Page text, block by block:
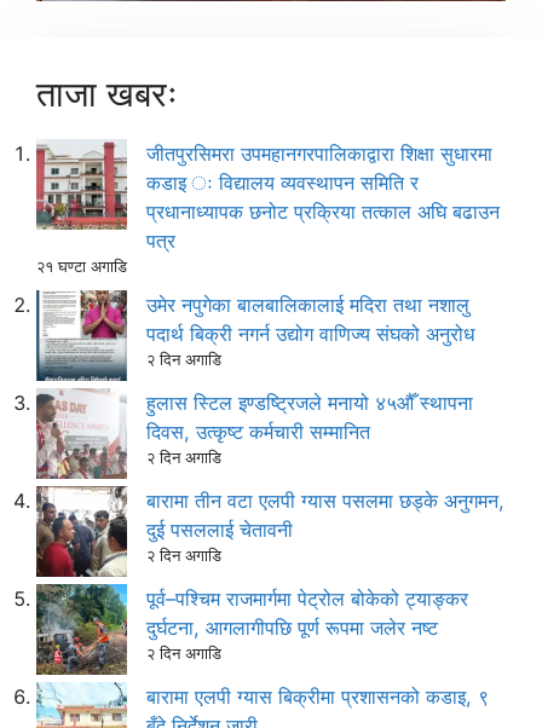
ताजा खबरः
जीतपुरसिमरा उपमहानगरपालिकाद्वारा शिक्षा सुधारमा
कडाइ ः विद्यालय व्यवस्थापन समिति र
प्रधानाध्यापक छनोट प्रक्रिया तत्काल अघि बढाउन
पत्र
२१ घण्टा अगाडि
उमेर नपुगेका बालबालिकालाई मदिरा तथा नशालु
पदार्थ बिक्री नगर्न उद्योग वाणिज्य संघको अनुरोध
२ दिन अगाडि
हुलास स्टिल इण्डष्ट्रिजले मनायो ४५औँ स्थापना
दिवस, उत्कृष्ट कर्मचारी सम्मानित
२ दिन अगाडि
बारामा तीन वटा एलपी ग्यास पसलमा छड्के अनुगमन,
दुई पसललाई चेतावनी
२ दिन अगाडि
पूर्व–पश्चिम राजमार्गमा पेट्रोल बोकेको ट्याङ्कर
दुर्घटना, आगलागीपछि पूर्ण रूपमा जलेर नष्ट
२ दिन अगाडि
बारामा एलपी ग्यास बिक्रीमा प्रशासनको कडाइ, ९